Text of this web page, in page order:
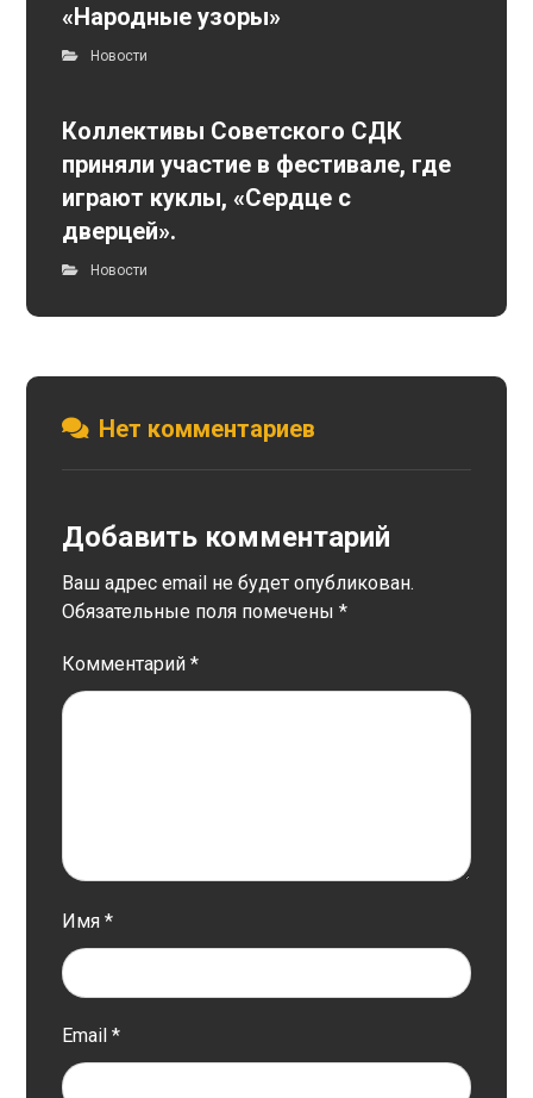
«Народные узоры»
Новости
Коллективы Советского СДК
приняли участие в фестивале, где
играют куклы, «Сердце с
дверцей».
Новости
Нет комментариев
Добавить комментарий
Ваш адрес email не будет опубликован.
Обязательные поля помечены*
Комментарий*
Имя*
Email*